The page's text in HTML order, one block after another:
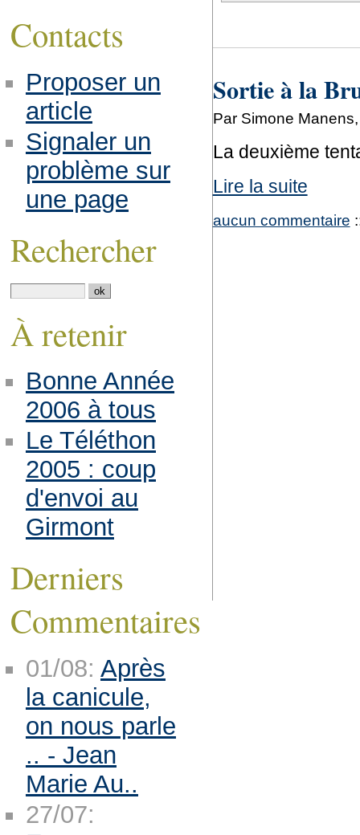
Sortie à la
Par Simone
La deuxième
Lire la suite
aucun commentaire
Contacts
Proposer un
article
Signaler un
problème sur
une page
Rechercher
À retenir
Bonne Année
2006 à tous
Le Téléthon
2005 : coup
d'envoi au
Girmont
Derniers
Commentaires
01/08: Après
la canicule,
on nous parle
.. - Jean
Marie Au..
27/07: